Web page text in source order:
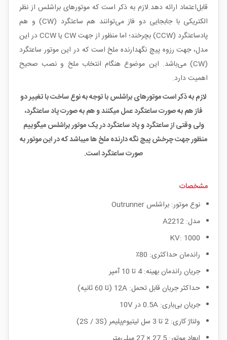
قابل‌اعتماد ارائه دهد.لازم به ذکر است که موتورهای براشلس از نظر
الکتریکی با جابجایی دو فاز می‌توانند هم ساعتگرد (CW) و هم
پادساعتگرد (CCW) بچرخند؛ اما منظور از جهت CW یا CCW در این
مدل، جهت رزوه پیچ نگهدارنده ملخ است که در این موتور ساعتگرد
(CW) می‌باشد. این موضوع هنگام انتخاب ملخ و نصب صحیح
اهمیت دارد.
لازم به ذکر است موتورهای براشلس با توجه به نوع ساخت با تغییر دو
فاز هم به صورت ساعتگرد عمل میکنند و هم به صورت پاد ساعتگرد،
ولی وقتی از ساعتگرد و پاد ساعتگرد در یک موتور براشلس میگوییم
منظور جهت چرخش پیچ نگه دارنده ملخ ها میباشد که در این موتور به
صورت ساعتگرد است.
مشخصات
نوع موتور: براشلس Outrunner
مدل: A2212
KV: 1000
راندمان حداکثری: 80٪
جریان راندمان بهینه: 4 تا 10 آمپر
حداکثر جریان قابل تحمل: 12A (تا 60 ثانیه)
جریان بی‌باری: 0.5A در 10V
ولتاژ کاری: 2 تا 3 سل لیتیوم‌پلیمر (2S / 3S)